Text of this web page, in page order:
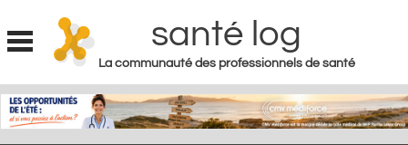
Jump to navigation
santé log
La communauté des professionnels de santé
MON COMPTE